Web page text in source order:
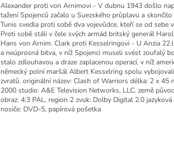
Alexander proti von Arnimovi - V dubnu 1943 došlo
tažení Spojenců začalo u Suezského průplavu a
Tunis svedla proti sobě dva vojevůdce, kteří se od sebe
Proti sobě stáli v čele svých armád britský generál
Hans von Arnim. Clark proti Kesselringovi - U Anzia
a neúprosná bitva, v níž Spojenci museli svést zoufalý
stalo zdlouhavou a draze zaplacenou operací, v níž
německý polní maršál Albert Kesselring spolu
zvratů. originální název: Clash of Warriors délka: 2 x 45
2000 studio: A&E Television Networks, LLC. země
obraz: 4:3 PAL, region 2 zvuk: Dolby Digital 2.0
nosiče: DVD-5, papírová pošetka